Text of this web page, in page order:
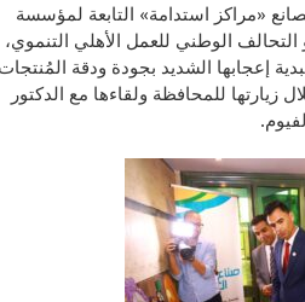
«مراكز استدامة» التابعة لمؤسسة
الوطني للعمل الأهلي التنموي،
إعجابها الشديد بجودة ودقة المُنتجات
زيارتها للمحافظة ولقاءها مع الدكتور